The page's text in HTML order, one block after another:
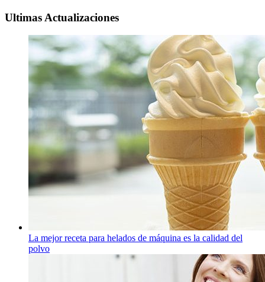
Ultimas Actualizaciones
La mejor receta para helados de máquina es la calidad del
polvo